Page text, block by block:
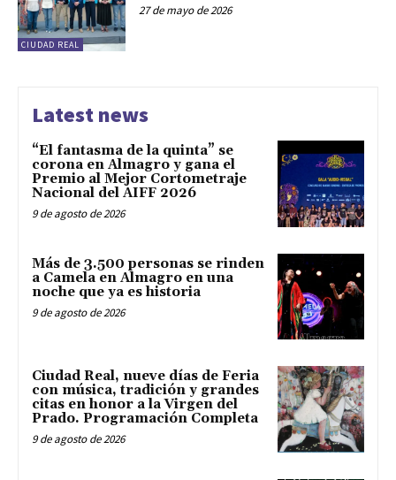
CIUDAD REAL
27 de mayo de 2026
Latest news
“El fantasma de la quinta” se
corona en Almagro y gana el
Premio al Mejor Cortometraje
Nacional del AIFF 2026
9 de agosto de 2026
Más de 3.500 personas se rinden
a Camela en Almagro en una
noche que ya es historia
9 de agosto de 2026
Ciudad Real, nueve días de Feria
con música, tradición y grandes
citas en honor a la Virgen del
Prado. Programación Completa
9 de agosto de 2026